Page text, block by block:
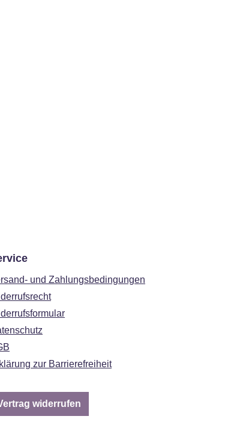
und Zahlungsbedingungen
zur Barrierefreiheit
widerrufen